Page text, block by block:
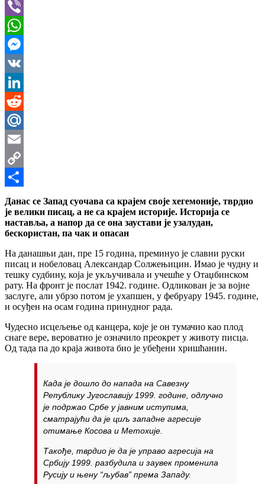
Telegram
Viber
WhatsApp
Messenger
VK
LinkedIn
Reddit
Mail.Ru
Email
Copy
Link
Share
Данас се Запад суочава са крајем своје хегемоније, тврдио
је велики писац, а не са крајем историје. Историја се
наставља, а напор да се она заустави је узалудан,
бескористан, па чак и опасан
На данашњи дан, пре 15 година, преминуо је славни руски
писац и нобеловац Александар Солжењицин. Имао је чудну и
тешку судбину, која је укључивала и учешће у Отаџбинском
рату. На фронт је послат 1942. године. Одликован је за војне
заслуге, али убрзо потом је ухапшен, у фебруару 1945. године,
и осуђен на осам година принудног рада.
Чудесно исцељење од канцера, које је он тумачио као плод
снаге вере, вероватно је означило преокрет у животу писца.
Од тада па до краја живота био је убеђени хришћанин.
Када је дошло до напада на Савезну
Републику Југославију 1999. године, одлучно
је подржао Србе у јавним иступима,
сматрајући да је циљ западне агресије
отимање Косова и Метохије.
Такође, тврдио је да је управо агресија на
Србију 1999. разбудила и заувек променила
Русију и њену “љубав” према Западу.